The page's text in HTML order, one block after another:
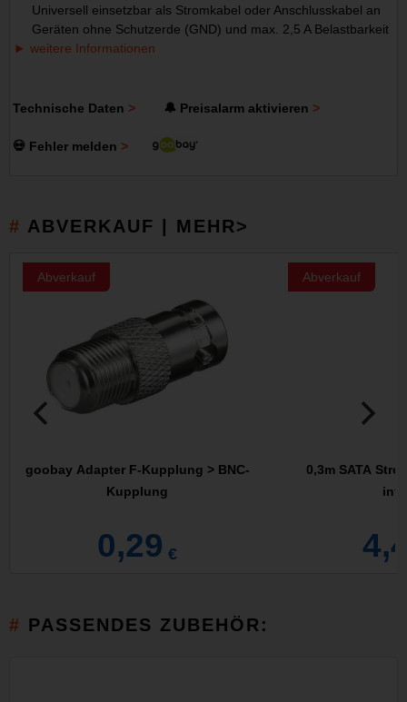
Universell einsetzbar als Stromkabel oder Anschlusskabel an
Geräten ohne Schutzerde (GND) und max. 2,5 A Belastbarkeit
weitere Informationen
Technische Daten 🔔 Preisalarm aktivieren
💀 Fehler melden
ABVERKAUF | MEHR>
Abverkauf
goobay Adapter F-Kupplung > BNC-
Kupplung
0,29 €
Abverkauf
0,3m SATA
PASSENDES ZUBEHÖR: